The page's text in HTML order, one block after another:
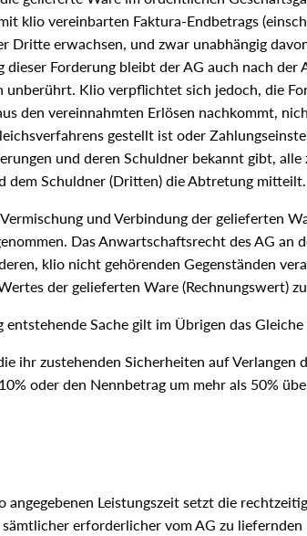
klio vereinbarten Faktura-Endbetrags
Dritte erwachsen, und zwar unabhängig
dieser Forderung bleibt der AG auch nach
unberührt. Klio verpflichtet sich jedoch, die
den vereinnahmten Erlösen nachkommt,
gestellt ist oder
und deren Schuldner bekannt gibt,
dem Schuldner (Dritten) die Abtretung mitteilt.
und Verbindung der gelieferten
Das Anwartschaftsrecht des AG
klio nicht gehörenden Gegenständen
der gelieferten Ware (Rechnungswert)
entstehende Sache gilt im Übrigen das
ihr zustehenden Sicherheiten auf Verlangen
oder den Nennbetrag um mehr als 50%
angegebenen Leistungszeit setzt die
sämtlicher erforderlicher vom AG zu